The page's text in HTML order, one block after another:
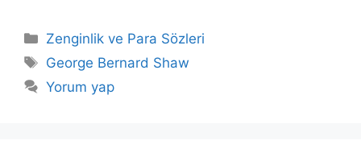
Kategoriler
Zenginlik ve Para Sözleri
Etiketler
George Bernard Shaw
Yorum yap